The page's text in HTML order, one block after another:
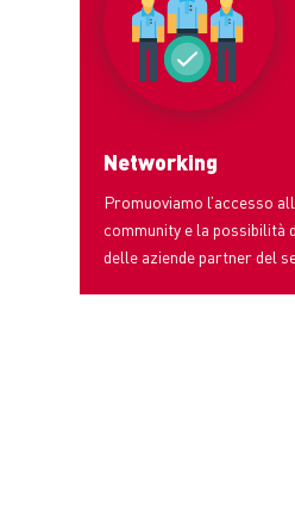
Networking
Promuoviamo l’accesso
community e la possibilità
delle aziende partner del